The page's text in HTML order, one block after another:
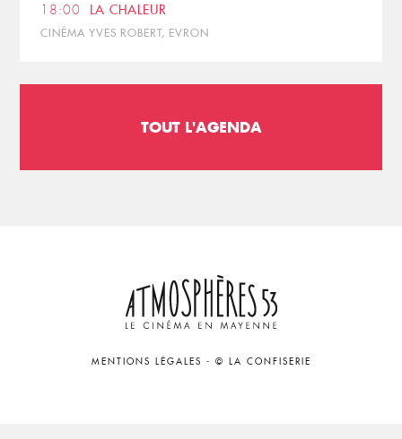
18:00 LA CHALEUR
CINÉMA YVES ROBERT, EVRON
TOUT L'AGENDA
MENTIONS LÉGALES - © LA CONFISERIE